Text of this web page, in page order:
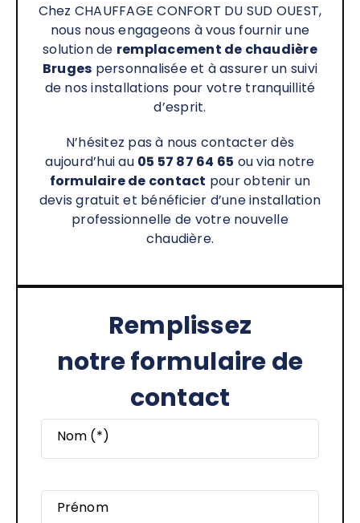
Chez CHAUFFAGE CONFORT DU SUD OUEST,
nous nous engageons à vous fournir une
solution de remplacement de chaudière
Bruges personnalisée et à assurer un suivi
de nos installations pour votre tranquillité
d’esprit.
N’hésitez pas à nous contacter dès
aujourd’hui au 05 57 87 64 65 ou via notre
formulaire de contact pour obtenir un
devis gratuit et bénéficier d’une installation
professionnelle de votre nouvelle
chaudière.
Remplissez
notre formulaire de
contact
Nom (*)
Prénom